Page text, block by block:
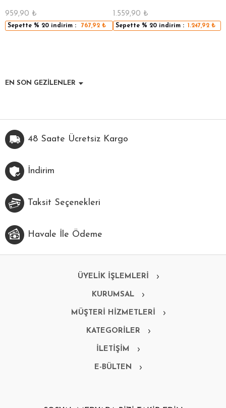
959,90 ₺
Sepette % 20 indirim : 767,92₺
1.559,90 ₺
Sepette % 20 indirim : 1.247,92₺
EN SON GEZİLENLER
48 Saate Ücretsiz Kargo
İndirim
Taksit Seçenekleri
Havale İle Ödeme
ÜYELİK İŞLEMLERİ
KURUMSAL
MÜŞTERİ HİZMETLERİ
KATEGORİLER
İLETİŞİM
E-BÜLTEN